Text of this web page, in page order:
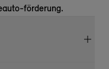
förderung.